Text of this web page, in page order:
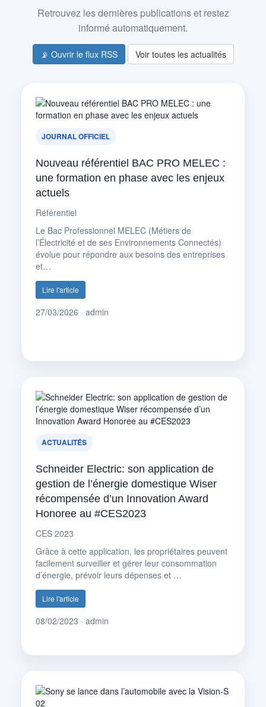
Retrouvez les dernières publications et restez
informé automatiquement.
📡 Ouvrir le flux RSS Voir toutes les actualités
JOURNAL OFFICIEL
Nouveau référentiel BAC PRO MELEC :
une formation en phase avec les enjeux
actuels
Référentiel
Le Bac Professionnel MELEC (Métiers de
l’Électricité et de ses Environnements Connectés)
évolue pour répondre aux besoins des entreprises
et…
Lire l'article
27/03/2026 · admin
ACTUALITÉS
Schneider Electric: son application de
gestion de l’énergie domestique Wiser
récompensée d’un Innovation Award
Honoree au #CES2023
CES 2023
Grâce à cette application, les propriétaires peuvent
facilement surveiller et gérer leur consommation
d’énergie, prévoir leurs dépenses et …
Lire l'article
08/02/2023 · admin